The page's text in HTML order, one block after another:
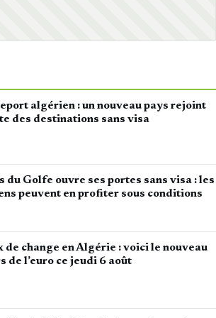
algérien : un nouveau pays rejoint
des destinations sans visa
du Golfe ouvre ses portes sans visa : les
peuvent en profiter sous conditions
de change en Algérie : voici le nouveau
de l’euro ce jeudi 6 août